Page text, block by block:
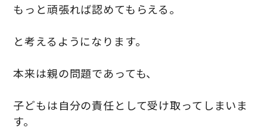
もっと頑張れば認めてもらえる。
と考えるようになります。
本来は親の問題であっても、
子どもは自分の責任として受け取ってしまいま
す。